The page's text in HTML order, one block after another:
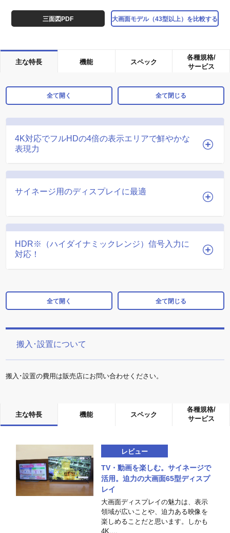
三面図PDF 大画面モデル（43型以上）を比較する
主な特長 機能 スペック
各種規格/
サービス
全て開く 全て閉じる
4K対応でフルHDの4倍の表示エリアで鮮やかな
表現力
サイネージ用のディスプレイに最適
HDR※（ハイダイナミックレンジ）信号入力に
対応！
全て開く 全て閉じる
搬入･設置について
搬入･設置の費用は販売店にお問い合わせください。
主な特長 機能 スペック
各種規格/
サービス
レビュー
TV・動画を楽しむ。サイネージで
活用。迫力の大画面65型ディスプ
レイ
大画面ディスプレイの魅力は、表示
領域が広いことや、迫力ある映像を
楽しめることだと思います。しかも
4K....